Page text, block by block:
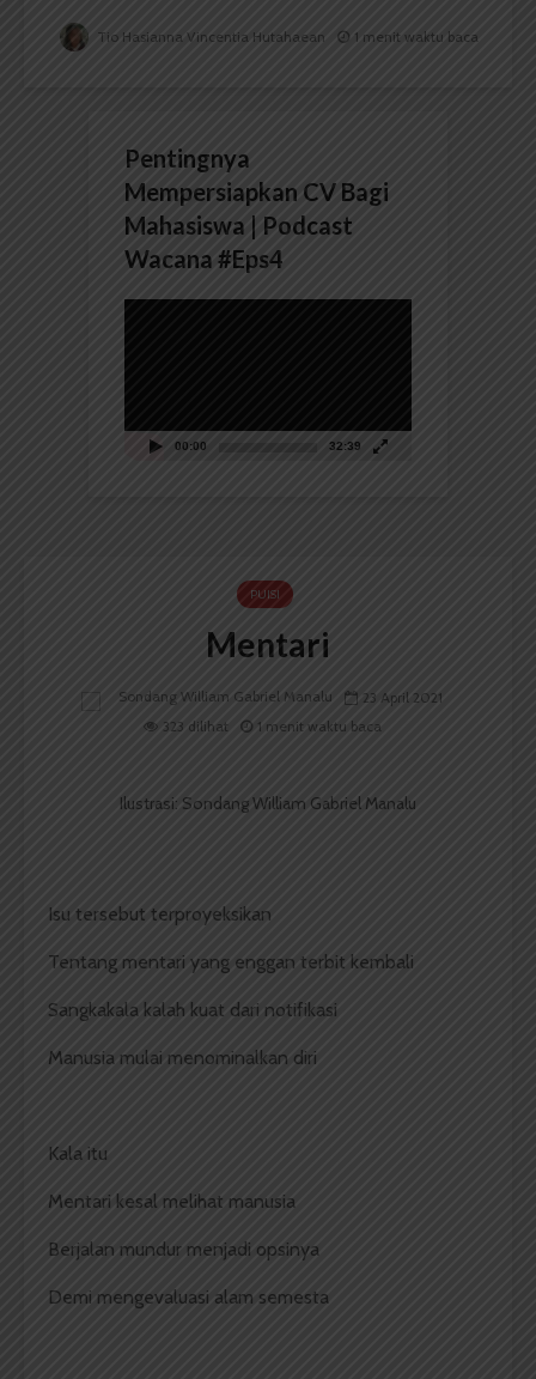
Tio Hasianna Vincentia Hutahaean 1 menit waktu baca
Pentingnya
Mempersiapkan CV Bagi
Mahasiswa | Podcast
Wacana #Eps4
00:00 32:39
PUISI
Mentari
Sondang William Gabriel Manalu
23 April 2021
323 dilihat
1 menit waktu baca
Ilustrasi: Sondang William Gabriel Manalu
Isu tersebut terproyeksikan
Tentang mentari yang enggan terbit kembali
Sangkakala kalah kuat dari notifikasi
Manusia mulai menominalkan diri
Kala itu
Mentari kesal melihat manusia
Berjalan mundur menjadi opsinya
Demi mengevaluasi alam semesta